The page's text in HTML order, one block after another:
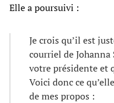
Elle a poursuivi :
Je crois qu’il est
courriel de Johanna
votre présidente et
Voici donc ce
de mes propos :